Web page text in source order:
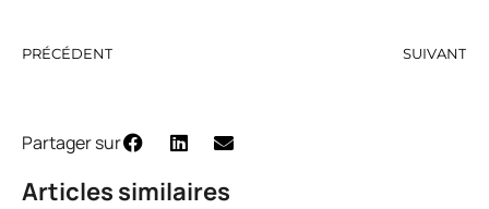
PRÉCÉDENT SUIVANT
Partager sur
Articles similaires